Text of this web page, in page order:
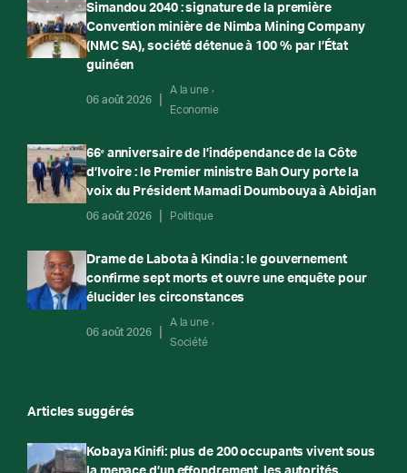
Simandou 2040 : signature de la première
Convention minière de Nimba Mining Company
(NMC SA), société détenue à 100 % par l’État
guinéen
06 août 2026
A la une
Economie
66ᵉ anniversaire de l’indépendance de la Côte
d’Ivoire : le Premier ministre Bah Oury porte la
voix du Président Mamadi Doumbouya à Abidjan
06 août 2026 Politique
Drame de Labota à Kindia : le gouvernement
confirme sept morts et ouvre une enquête pour
élucider les circonstances
06 août 2026
A la une
Société
Articles suggérés
Kobaya Kinifi: plus de 200 occupants vivent sous